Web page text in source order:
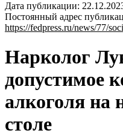
Дата публикации:
Постоянный адрес
https://fedpress.ru/news/77/
Нарколог
допустимое
алкоголя на
столе